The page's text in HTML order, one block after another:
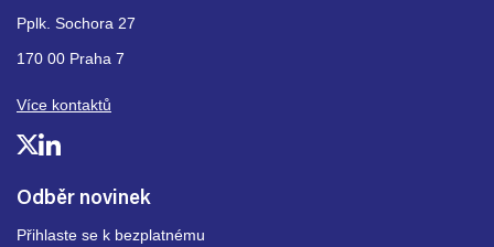
Odběr novinek
Přihlaste se k bezplatnému
Pplk. Sochora 27
170 00 Praha 7
Více kontaktů